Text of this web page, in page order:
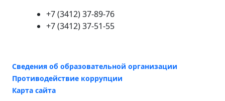
+7 (3412) 37-89-76
+7 (3412) 37-51-55
Сведения об образовательной организации
Противодействие коррупции
Карта сайта